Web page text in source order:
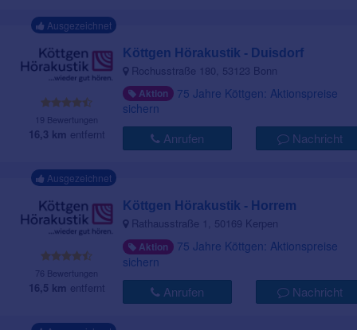
Ausgezeichnet
19 Bewertungen
16,3 km entfernt
Köttgen Hörakustik - Duisdorf
Rochusstraße 180, 53123 Bonn
Aktion 75 Jahre Köttgen: Aktionspreise
sichern
Anrufen Nachricht
Ausgezeichnet
76 Bewertungen
16,5 km entfernt
Köttgen Hörakustik - Horrem
Rathausstraße 1, 50169 Kerpen
Aktion 75 Jahre Köttgen: Aktionspreise
sichern
Anrufen Nachricht